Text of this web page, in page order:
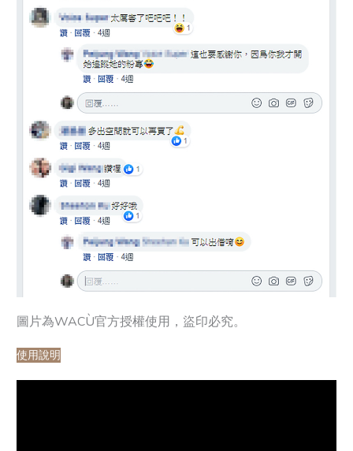
圖片為WACÙ官方授權使用，盜印必究。
使用說明